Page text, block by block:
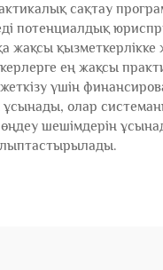
сақтау
потенциалдық
ең жақсы
жеткізу үшін
олар
шешімдерін